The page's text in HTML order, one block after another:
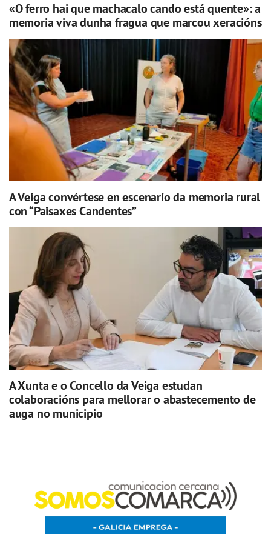
«O ferro hai que machacalo cando está quente»: a
memoria viva dunha fragua que marcou xeracións
A Veiga convértese en escenario da memoria rural
con “Paisaxes Candentes”
A Xunta e o Concello da Veiga estudan
colaboracións para mellorar o abastecemento de
auga no municipio